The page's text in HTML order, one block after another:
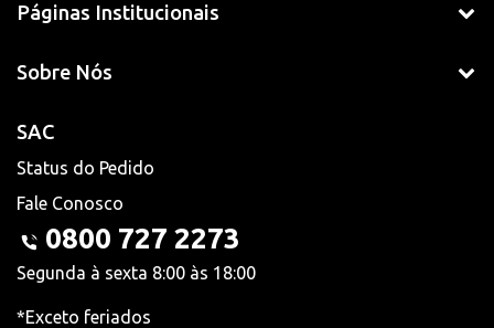
Páginas Institucionais
Sobre Nós
SAC
Status do Pedido
Fale Conosco
0800 727 2273
Segunda à sexta 8:00 às 18:00
*Exceto feriados